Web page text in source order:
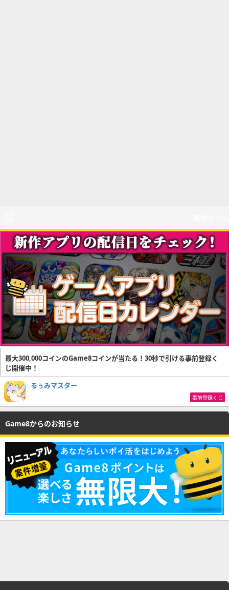
最大300,000コインのGame8コインが当たる！30秒で引ける事前登録く
じ開催中！
るぅみマスター
事前登録くじ
Game8からのお知らせ